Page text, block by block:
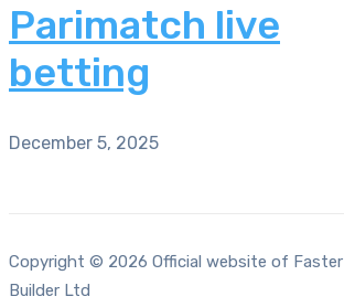
Parimatch live
betting
December 5, 2025
Copyright © 2026 Official website of Faster
Builder Ltd